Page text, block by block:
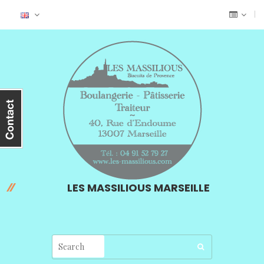
LES MASSILIOUS MARSEILLE